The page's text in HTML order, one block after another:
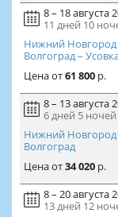
8 – 18 августа
11 дней 10
Нижний Новгород
Волгоград –
Ценаот61 800р.
8 – 13 августа
6 дней 5 ночей
Нижний Новгород
Волгоград
Ценаот34 020р.
8 – 20 августа
13 дней 12